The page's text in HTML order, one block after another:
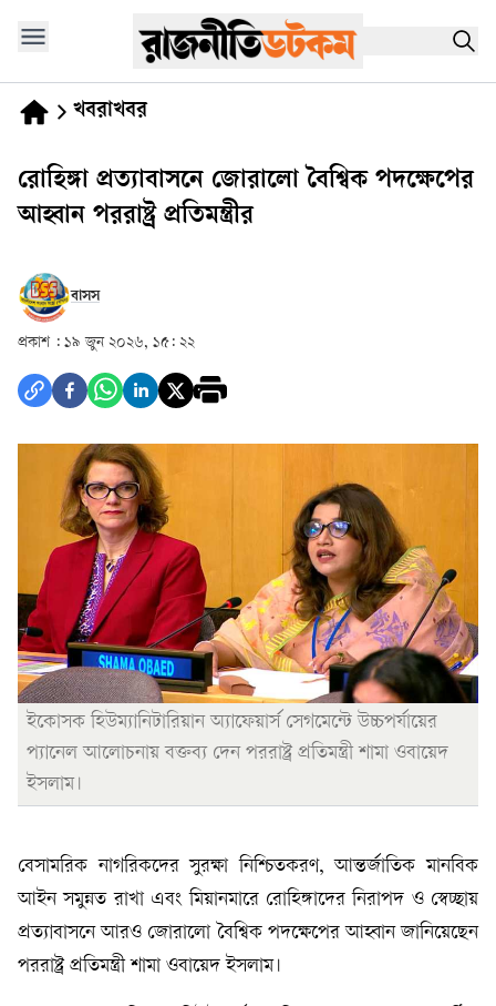
খবরাখবর
রোহিঙ্গা প্রত্যাবাসনে জোরালো বৈশ্বিক পদক্ষেপের
আহ্বান পররাষ্ট্র প্রতিমন্ত্রীর
বাসস
প্রকাশ : ১৯ জুন ২০২৬, ১৫: ২২
ইকোসক হিউম্যানিটারিয়ান অ্যাফেয়ার্স সেগমেন্টে উচ্চপর্যায়ের
প্যানেল আলোচনায় বক্তব্য দেন পররাষ্ট্র প্রতিমন্ত্রী শামা ওবায়েদ
ইসলাম।
বেসামরিক নাগরিকদের সুরক্ষা নিশ্চিতকরণ, আন্তর্জাতিক মানবিক
আইন সমুন্নত রাখা এবং মিয়ানমারে রোহিঙ্গাদের নিরাপদ ও স্বেচ্ছায়
প্রত্যাবাসনে আরও জোরালো বৈশ্বিক পদক্ষেপের আহ্বান জানিয়েছেন
পররাষ্ট্র প্রতিমন্ত্রী শামা ওবায়েদ ইসলাম।